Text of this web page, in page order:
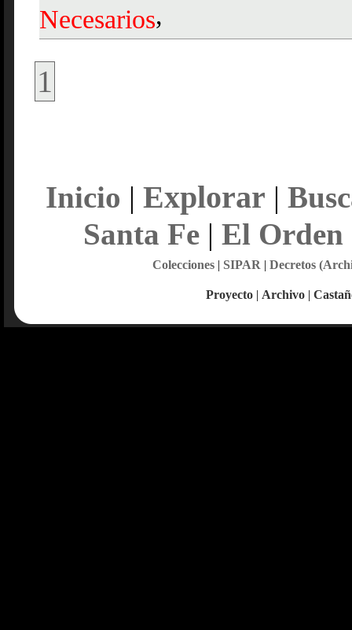
Necesarios,
1
Inicio | Explorar |
Santa Fe| El Orden
Colecciones| SIPAR | Decretos
Proyecto | Archivo |